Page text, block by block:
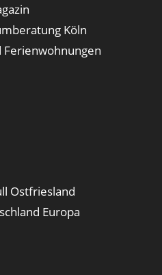
Köln
Ostfriesland
Europa